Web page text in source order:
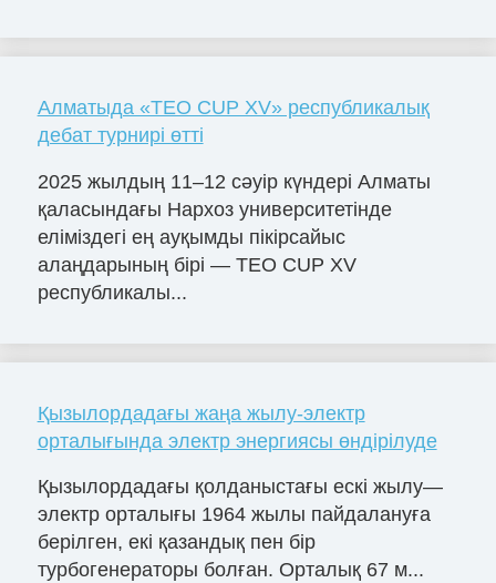
Алматыда «TEO CUP XV» республикалық
дебат турнирі өтті
2025 жылдың 11–12 сәуір күндері Алматы
қаласындағы Нархоз университетінде
еліміздегі ең ауқымды пікірсайыс
алаңдарының бірі — TEO CUP XV
республикалы...
Қызылордадағы жаңа жылу-электр
орталығында электр энергиясы өндірілуде
Қызылордадағы қолданыстағы ескі жылу—
электр орталығы 1964 жылы пайдалануға
берілген, екі қазандық пен бір
турбогенераторы болған. Орталық 67 м...